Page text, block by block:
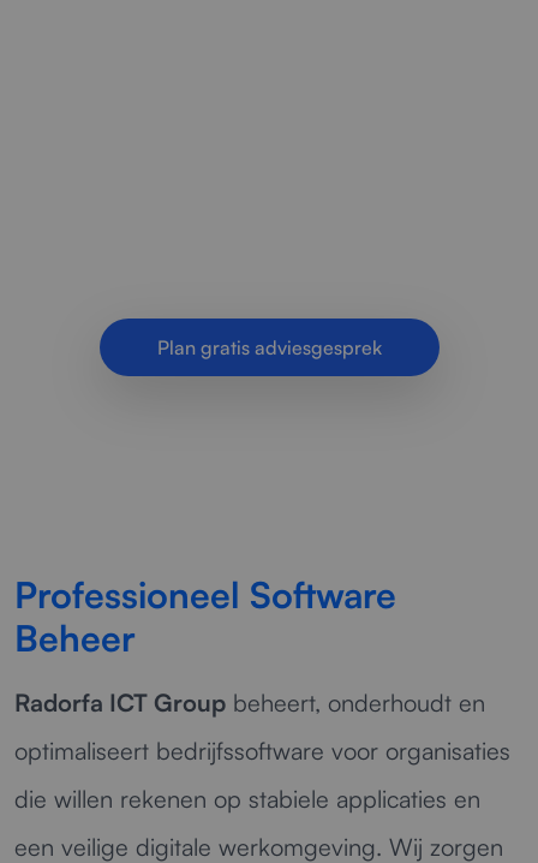
Plan gratis adviesgesprek
Professioneel Software
Beheer
Radorfa ICT Group beheert, onderhoudt en
optimaliseert bedrijfssoftware voor organisaties
die willen rekenen op stabiele applicaties en
een veilige digitale werkomgeving. Wij zorgen